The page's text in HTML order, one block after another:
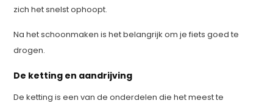
zich het snelst ophoopt.
Na het schoonmaken is het belangrijk om je fiets goed te
drogen.
De ketting en aandrijving
De ketting is een van de onderdelen die het meest te